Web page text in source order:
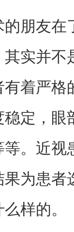
友在
实并
着严格
定，
。近
为患
样的。